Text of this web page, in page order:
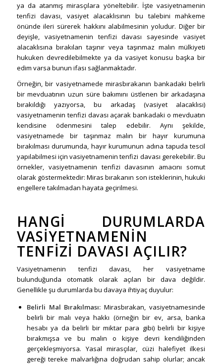
ya da atanmış mirasçılara yöneltebilir. İşte vasiyetnamenin
tenfizi davası, vasiyet alacaklısının bu talebini mahkeme
önünde ileri sürerek hakkını alabilmesinin yoludur. Diğer bir
deyişle, vasiyetnamenin tenfizi davası sayesinde vasiyet
alacaklısına bırakılan taşınır veya taşınmaz malın mülkiyeti
hukuken devredilebilmekte ya da vasiyet konusu başka bir
edim varsa bunun ifası sağlanmaktadır.
Örneğin, bir vasiyetnamede mirasbırakanın bankadaki belirli
bir mevduatının uzun süre bakımını üstlenen bir arkadaşına
bırakıldığı yazıyorsa, bu arkadaş (vasiyet alacaklısı)
vasiyetnamenin tenfizi davası açarak bankadaki o mevduatın
kendisine ödenmesini talep edebilir. Aynı şekilde,
vasiyetnamede bir taşınmaz malın bir hayır kurumuna
bırakılması durumunda, hayır kurumunun adına tapuda tescil
yapılabilmesi için vasiyetnamenin tenfizi davası gerekebilir. Bu
örnekler, vasiyetnamenin tenfizi davasının amacını somut
olarak göstermektedir: Miras bırakanın son isteklerinin, hukuki
engellere takılmadan hayata geçirilmesi.
HANGI DURUMLARDA
VASIYETNAMENIN
TENFIZI DAVASI AÇILIR?
Vasiyetnamenin tenfizi davası, her vasiyetname
bulunduğunda otomatik olarak açılan bir dava değildir.
Genellikle şu durumlarda bu davaya ihtiyaç duyulur:
Belirli Mal Bırakılması: Mirasbırakan, vasiyetnamesinde
belirli bir malı veya hakkı (örneğin bir ev, arsa, banka
hesabı ya da belirli bir miktar para gibi) belirli bir kişiye
bırakmışsa ve bu malın o kişiye devri kendiliğinden
gerçekleşmiyorsa. Yasal mirasçılar, cüzi halefiyet ilkesi
gereği tereke malvarlığına doğrudan sahip olurlar; ancak